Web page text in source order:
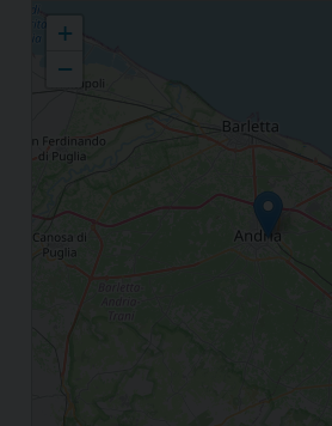
Centro Italiano Femminile (C.I.F.)
+
−